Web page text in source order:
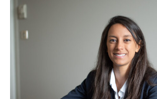
LEGI RH
LEGI RETRAITE